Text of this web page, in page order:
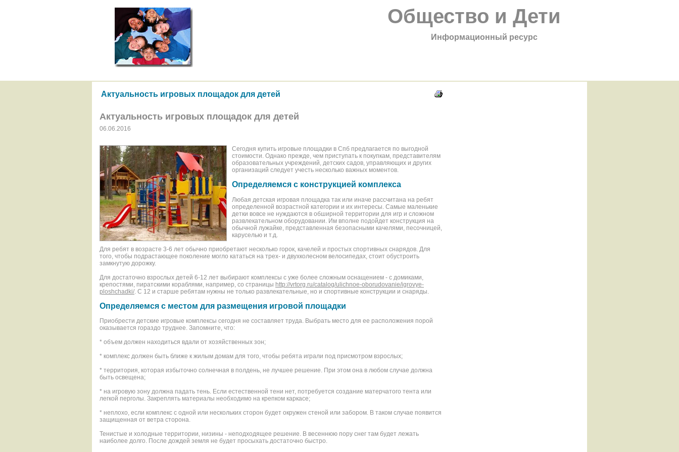
Общество и Дети
Информационный ресурс
Актуальность игровых площадок для детей
Актуальность игровых площадок для детей
06.06.2016
Сегодня купить игровые площадки в Спб предлагается по выгодной
стоимости. Однако прежде, чем приступать к покупкам, представителям
образовательных учреждений, детских садов, управляющих и других
организаций следует учесть несколько важных моментов.
Определяемся с конструкцией комплекса
Любая детская игровая площадка так или иначе рассчитана на ребят
определенной возрастной категории и их интересы. Самые маленькие
детки вовсе не нуждаются в обширной территории для игр и сложном
развлекательном оборудовании. Им вполне подойдет конструкция на
обычной лужайке, представленная безопасными качелями, песочницей,
каруселью и т.д.
Для ребят в возрасте 3-6 лет обычно приобретают несколько горок, качелей и простых спортивных снарядов. Для
того, чтобы подрастающее поколение могло кататься на трех- и двухколесном велосипедах, стоит обустроить
замкнутую дорожку.
Для достаточно взрослых детей 6-12 лет выбирают комплексы с уже более сложным оснащением - с домиками,
крепостями, пиратскими кораблями, например, со страницы http://vrtorg.ru/catalog/ulichnoe-oborudovanie/igrovye-
ploshchadki/ . С 12 и старше ребятам нужны не только развлекательные, но и спортивные конструкции и снаряды.
Определяемся с местом для размещения игровой площадки
Приобрести детские игровые комплексы сегодня не составляет труда. Выбрать место для ее расположения порой
оказывается гораздо труднее. Запомните, что:
* объем должен находиться вдали от хозяйственных зон;
* комплекс должен быть ближе к жилым домам для того, чтобы ребята играли под присмотром взрослых;
* территория, которая избыточно солнечная в полдень, не лучшее решение. При этом она в любом случае должна
быть освещена;
* на игровую зону должна падать тень. Если естественной тени нет, потребуется создание матерчатого тента или
легкой перголы. Закреплять материалы необходимо на крепком каркасе;
* неплохо, если комплекс с одной или нескольких сторон будет окружен стеной или забором. В таком случае появится
защищенная от ветра сторона.
Тенистые и холодные территории, низины - неподходящее решение. В весеннюю пору снег там будет лежать
наиболее долго. После дождей земля не будет просыхать достаточно быстро.